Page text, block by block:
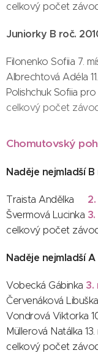
celkový počet
Juniorky B roč.
Filonenko Sofiia 7.
Albrechtová Adéla
Polishchuk Sofiia
celkový počet
Chomutovský
Naděje nejmladší B
Traista Andělka
Švermová Lucinka
celkový počet
Naděje nejmladší A
Vobecká Gábinka 3.
Červenáková
Vondrová Viktorka
Müllerová Natálka
celkový počet